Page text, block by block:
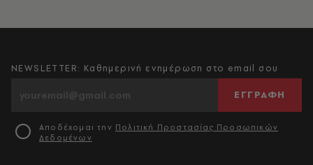
NEWSLETTER: Καθημερινή ενημέρωση στο email σου
ΕΓΓΡΑΦΗ
Αποδέχομαι την Πολιτική Προστασίας Προσωπικών
Δεδομένων